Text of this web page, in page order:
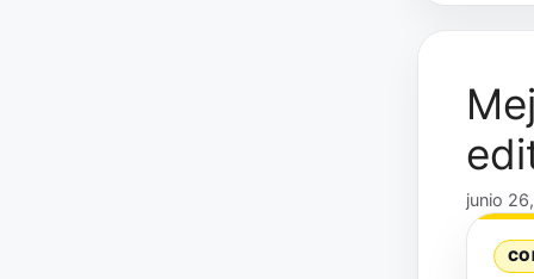
junio